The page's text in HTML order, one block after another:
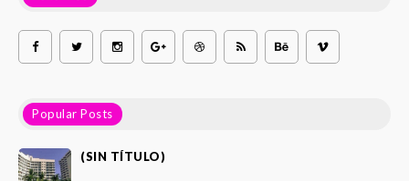
Popular Posts
(SIN TÍTULO)